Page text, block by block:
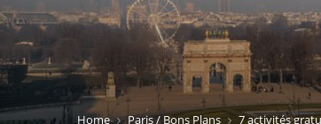
Home Paris / Bons Plans 7 activités